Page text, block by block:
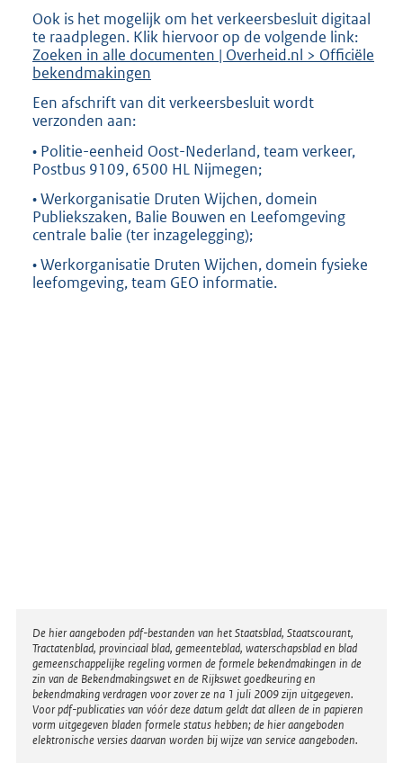
Ook is het mogelijk om het verkeersbesluit digitaal
te raadplegen. Klik hiervoor op de volgende link:
Zoeken in alle documenten | Overheid.nl > Officiële
bekendmakingen
Een afschrift van dit verkeersbesluit wordt
verzonden aan:
• Politie-eenheid Oost-Nederland, team verkeer,
Postbus 9109, 6500 HL Nijmegen;
• Werkorganisatie Druten Wijchen, domein
Publiekszaken, Balie Bouwen en Leefomgeving
centrale balie (ter inzagelegging);
• Werkorganisatie Druten Wijchen, domein fysieke
leefomgeving, team GEO informatie.
Disclaimer
De hier aangeboden pdf-bestanden van het Staatsblad, Staatscourant,
Tractatenblad, provinciaal blad, gemeenteblad, waterschapsblad en blad
gemeenschappelijke regeling vormen de formele bekendmakingen in de
zin van de Bekendmakingswet en de Rijkswet goedkeuring en
bekendmaking verdragen voor zover ze na 1 juli 2009 zijn uitgegeven.
Voor pdf-publicaties van vóór deze datum geldt dat alleen de in papieren
vorm uitgegeven bladen formele status hebben; de hier aangeboden
elektronische versies daarvan worden bij wijze van service aangeboden.